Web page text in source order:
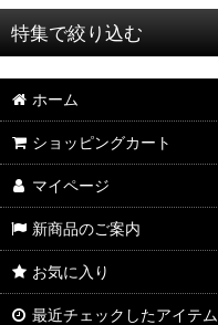
並び順 :
特集で絞り込む
【業務用 お取引先様専用】
よしやす歳末市
すきやきしゃぶしゃぶ
カレーパン
ぶたまん
ホーム
ショッピングカート
マイページ
新商品のご案内
お気に入り
最近チェックしたアイテム